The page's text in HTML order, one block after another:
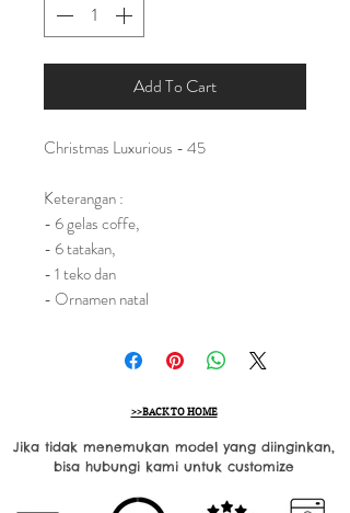
Add To Cart
Christmas Luxurious - 45
Keterangan :
- 6 gelas coffe,
- 6 tatakan,
- 1 teko dan
- Ornamen natal
>>BACK TO HOME
Jika tidak menemukan model yang diinginkan,
bisa hubungi kami untuk customize